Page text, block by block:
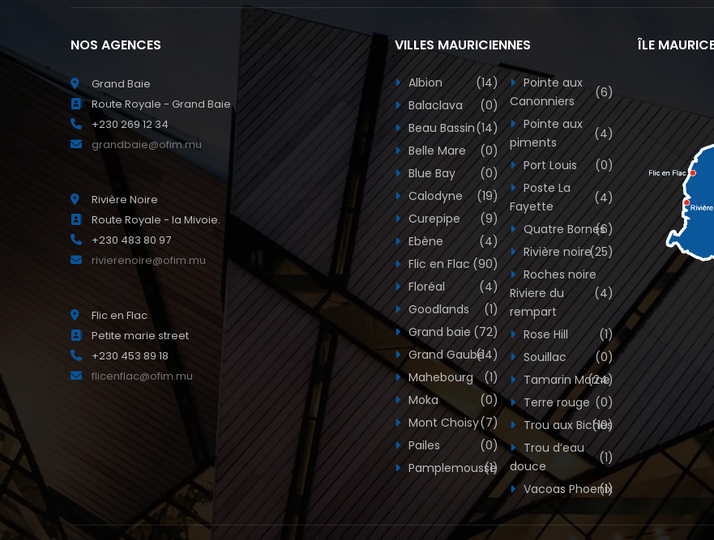
NOS AGENCES
Grand Baie
Route Royale - Grand Baie
+230 269 12 34
grandbaie@ofim.mu
Rivière Noire
Route Royale - la Mivoie.
+230 483 80 97
rivierenoire@ofim.mu
Flic en Flac
Petite marie street
+230 453 89 18
flicenflac@ofim.mu
VILLES MAURICIENNES
Albion
(14)
Balaclava
(0)
Beau Bassin(14)
Belle Mare
(0)
Blue Bay
(0)
Calodyne
(19)
Curepipe
(9)
Ebène
(4)
Flic en Flac (90)
Floréal
(4)
Goodlands
(1)
Grand baie (72)
Grand Gaube(14)
Mahebourg
(1)
Moka
(0)
Mont Choisy(7)
Pailes
(0)
Pamplemousse
(1)
Pointe aux
Canonniers
(6)
Pointe aux
piments
(4)
Port Louis
(0)
Poste La
Fayette
(4)
Quatre Bornes
(6)
Rivière noire(25)
Roches noire
Riviere du
rempart
(4)
Rose Hill
(1)
Souillac
(0)
Tamarin Morne
(24)
Terre rouge (0)
Trou aux Biches
(10)
Trou d’eau
douce
(1)
Vacoas Phoenix
(1)
ÎLE